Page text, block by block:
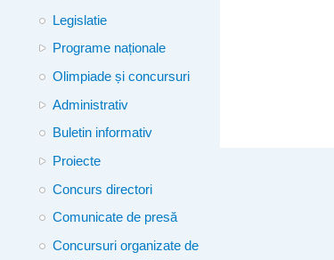
Legislatie
Programe naționale
Olimpiade și concursuri
Administrativ
Buletin informativ
Proiecte
Concurs directori
Comunicate de presă
Concursuri organizate de